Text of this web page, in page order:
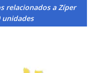
relacionados a Zíper
unidades